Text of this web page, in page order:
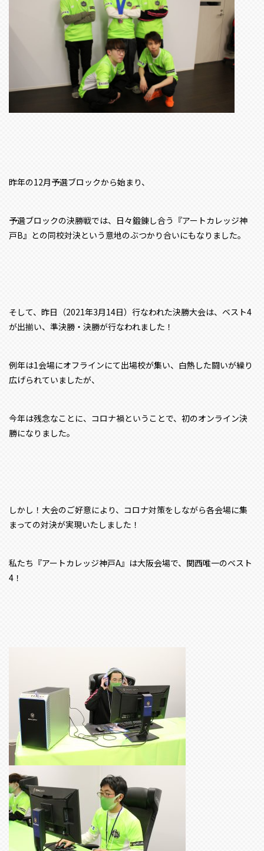
昨年の12月予選ブロックから始まり、
予選ブロックの決勝戦では、日々鍛錬し合う『アートカレッジ神
戸B』との同校対決という意地のぶつかり合いにもなりました。
そして、昨日（2021年3月14日）行なわれた決勝大会は、ベスト4
が出揃い、準決勝・決勝が行なわれました！
例年は1会場にオフラインにて出場校が集い、白熱した闘いが繰り
広げられていましたが、
今年は残念なことに、コロナ禍ということで、初のオンライン決
勝になりました。
しかし！大会のご好意により、コロナ対策をしながら各会場に集
まっての対決が実現いたしました！
私たち『アートカレッジ神戸A』は大阪会場で、関西唯一のベスト
4！